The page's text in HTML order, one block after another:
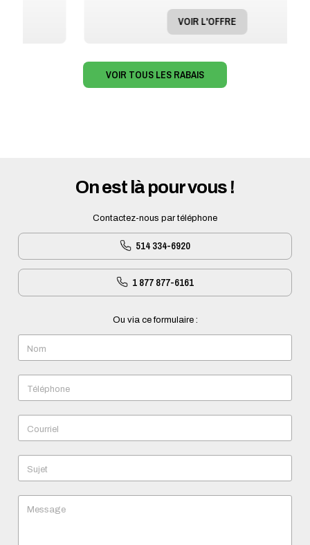
VOIR L'OFFRE
VOIR TOUS LES RABAIS
On est là pour vous !
Contactez-nous par téléphone
514 334-6920
1 877 877-6161
Ou via ce formulaire :
Nom
Téléphone
Courriel
Sujet
Message